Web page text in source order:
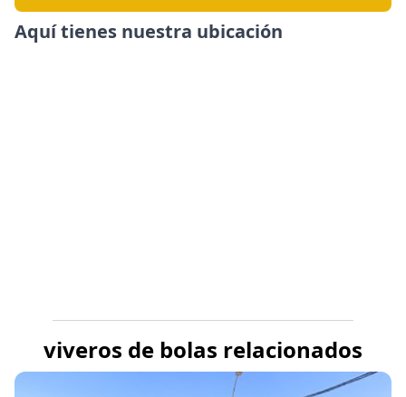
Aquí tienes nuestra ubicación
viveros de bolas relacionados